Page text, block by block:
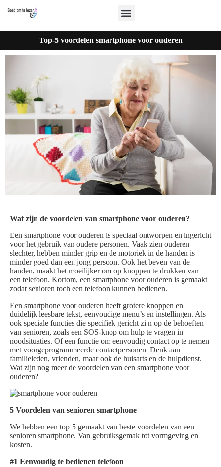
Top-5 voordelen smartphone voor ouderen
Wat zijn de voordelen van smartphone voor ouderen?
Een smartphone voor ouderen is speciaal ontworpen en ingericht
voor het gebruik van oudere personen. Vaak zien ouderen
slechter, hebben minder grip en de motoriek in de handen is
minder goed dan een jong persoon. Ook het beven van de
handen, maakt het moeilijker om op knoppen te drukken van
een telefoon. Kortom, een smartphone voor ouderen is gemaakt
zodat senioren toch een telefoon kunnen bedienen.
Een smartphone voor ouderen heeft grotere knoppen en
duidelijk leesbare tekst, eenvoudige menu’s en instellingen. Als
ook speciale functies die specifiek gericht zijn op de behoeften
van senioren, zoals een SOS-knop om hulp te vragen in
noodsituaties. Of een functie om eenvoudig contact op te nemen
met voorgeprogrammeerde contactpersonen. Denk aan
familieleden, vrienden, maar ook de huisarts en de hulpdienst.
Wat zijn nog meer de voordelen van een smartphone voor
ouderen?
5 Voordelen van senioren smartphone
We hebben een top-5 gemaakt van beste voordelen van een
senioren smartphone. Van gebruiksgemak tot vormgeving en
kosten.
#1 Eenvoudig te bedienen telefoon